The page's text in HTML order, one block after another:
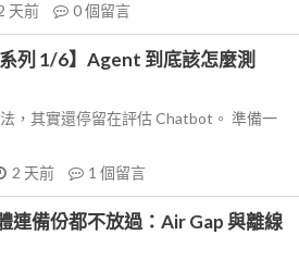
天前 0個留言
列 1/6】Agent 到底該怎麼測
，其實還停留在評估 Chatbot。 準備一
2 天前 1 個留言
連備份都不放過：Air Gap 與離線